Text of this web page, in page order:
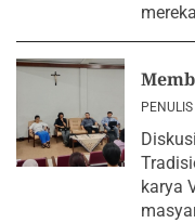
PENULIS
karya